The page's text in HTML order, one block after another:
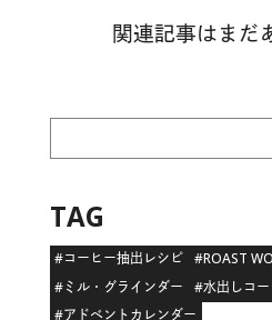
関連記事はまだ
TAG
#コーヒー抽出レシピ #ROAST
#ミル・グラインダー
#水出しコー
#アドベントカレンダー